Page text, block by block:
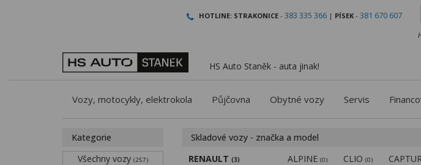
HOTLINE: STRAKONICE - 383 335 366 | PÍSEK - 381 670 607
HS Auto Staněk - auta jinak!
Vozy, motocykly, elektrokola Půjčovna Obytné vozy Servis
Kategorie
Všechny vozy (257)
Skladové vozy - značka a model
RENAULT (3) ALPINE(0) CLIO(0)